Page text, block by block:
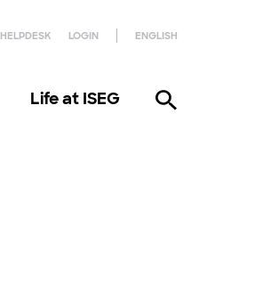
HELPDESK LOGIN ENGLISH
Life at ISEG